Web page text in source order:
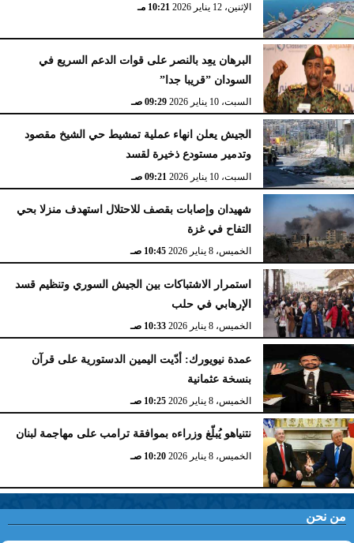
الإثنين، 12 يناير 2026 10:21 مـ
البرهان يعِد بالنصر على قوات الدعم السريع في
السودان ”قريبا جدا”
السبت، 10 يناير 2026 09:29 صـ
الجيش يعلن انهاء عملية تمشيط حي الشيخ مقصود
وتدمير مستودع ذخيرة لقسد
السبت، 10 يناير 2026 09:21 صـ
شهيدان وإصابات بقصف للاحتلال استهدف منزلا بحي
التفاح في غزة
الخميس، 8 يناير 2026 10:45 صـ
استمرار الاشتباكات بين الجيش السوري وتنظيم قسد
الإرهابي في حلب
الخميس، 8 يناير 2026 10:33 صـ
عمدة نيويورك: أدّيت اليمين الدستورية على قرآن
بنسخة عثمانية
الخميس، 8 يناير 2026 10:25 صـ
نتنياهو يُبلّغ وزراءه بموافقة ترامب على مهاجمة لبنان
الخميس، 8 يناير 2026 10:20 صـ
من نحن